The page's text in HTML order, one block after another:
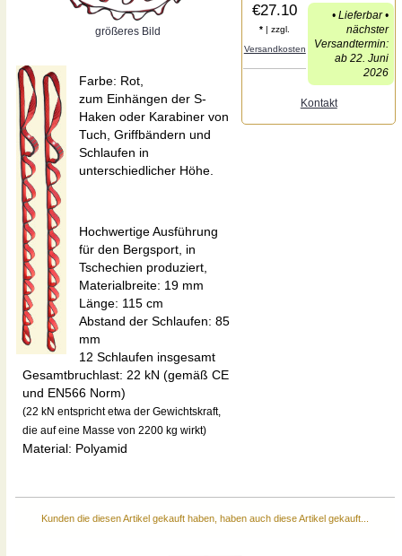
größeres Bild
Farbe: Rot,
zum Einhängen der S-
Haken oder Karabiner von
Tuch, Griffbändern und
Schlaufen in
unterschiedlicher Höhe.
Hochwertige Ausführung
für den Bergsport, in
Tschechien produziert,
Materialbreite: 19 mm
Länge: 115 cm
Abstand der Schlaufen: 85
mm
12 Schlaufen insgesamt
Gesamtbruchlast: 22 kN (gemäß CE
und EN566 Norm)
(22 kN entspricht etwa der Gewichtskraft,
die auf eine Masse von 2200 kg wirkt)
Material: Polyamid
€27.10
* | zzgl.
Versandkosten
• Lieferbar •
nächster
Versandtermin:
ab 22. Juni
2026
Kontakt
Kunden die diesen Artikel gekauft haben, haben auch diese Artikel gekauft...